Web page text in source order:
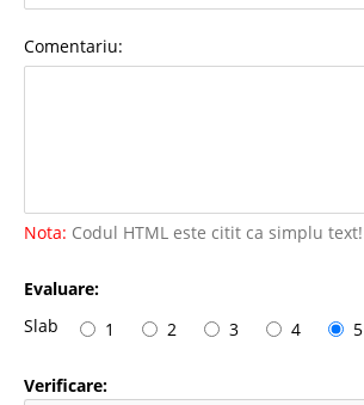
Comentariu:
Nota: Codul HTML este citit ca simplu text!
Evaluare:
Slab
1 2 3 4 5
Verificare: